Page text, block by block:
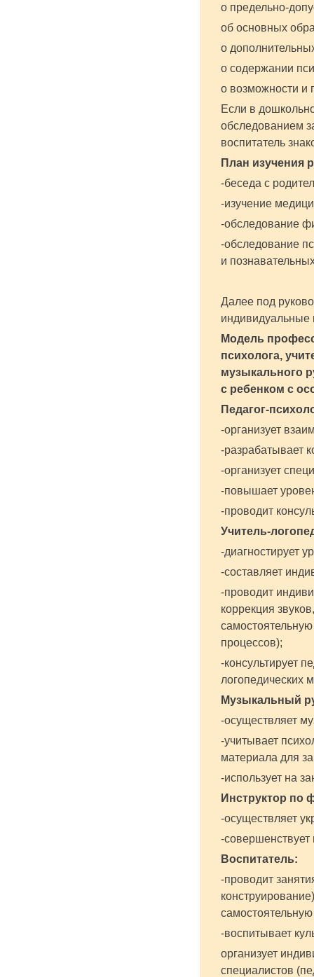
о предельно-
об основных
о
о содержании
о возможности
Если в
обследованием
воспитатель
План изучения
-беседа с
-изучение
-обследование
-обследование
и
Далее под
индивидуальные
Модель
психолога,
музыкального
с ребенком с
Педагог-
-организует
-разрабатывает
-организует
-повышает
-проводит
Учитель-
-диагностирует
-составляет
-проводит
коррекция
процессов);
-консультирует
логопедических
Музыкальный
-осуществляет
-учитывает
материала для
-использует на
Инструктор по
-осуществляет
-
Воспитатель:
-проводит
-воспитывает
организует
специалистов